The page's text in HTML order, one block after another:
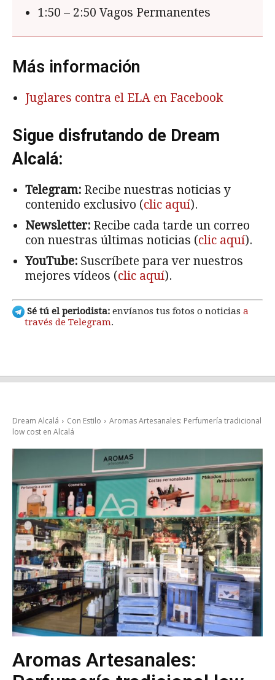
1:50 – 2:50 Vagos Permanentes
Más información
Juglares contra el ELA en Facebook
Sigue disfrutando de Dream
Alcalá:
Telegram: Recibe nuestras noticias y
contenido exclusivo (clic aquí).
Newsletter: Recibe cada tarde un correo
con nuestras últimas noticias (clic aquí).
YouTube: Suscríbete para ver nuestros
mejores vídeos (clic aquí).
Sé tú el periodista: envíanos tus fotos o noticias a
través de Telegram.